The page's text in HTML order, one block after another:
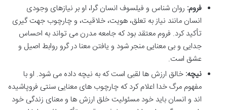
فروم: روان شناس و فیلسوف انسان گرا، او بر نیازهای وجودی
انسان مانند نیاز به تعلق، هویت، خلاقیت، و چارچوب جهت گیری
تأکید کرد. فروم معتقد بود که جامعه مدرن می تواند به احساس
جدایی و بی معنایی منجر شود و یافتن معنا در گرو روابط اصیل و
عشق است.
نیچه: خالق ارزش ها لقبی است که به نیچه داده می شود. او با
مفهوم مرگ خدا اعلام کرد که چارچوب های معنایی سنتی فروپاشیده
اند و انسان باید خود مسئولیت خلق ارزش ها و معنای زندگی خود